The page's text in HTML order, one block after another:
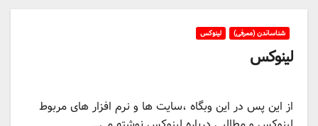
شناساندن (معرفی) لینوکس
لینوکس
از این پس در این وبگاه ،سایت ها و نرم افزار های مربوط